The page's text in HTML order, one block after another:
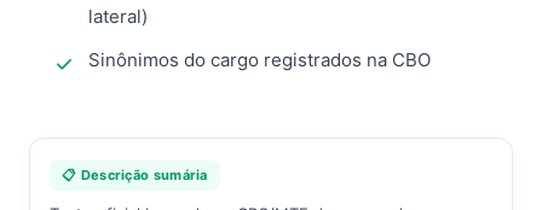
lateral)
Sinônimos do cargo registrados na CBO
📋 Descrição sumária